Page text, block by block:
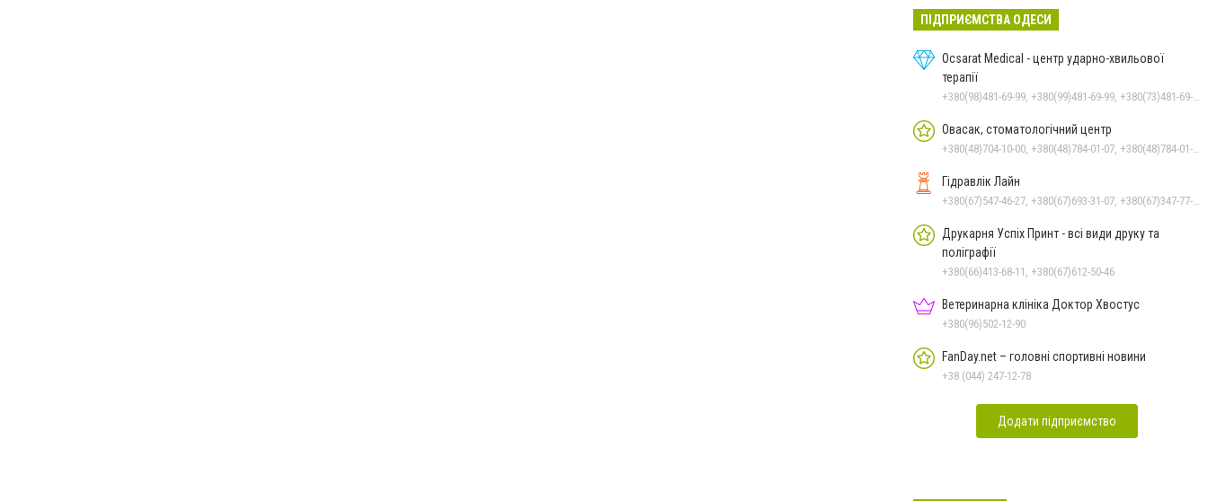
ПІДПРИЄМСТВА ОДЕСИ
Ocsarat Medical - центр ударно-хвильової
терапії
Овасак, стоматологічний центр
Гідравлік Лайн
Друкарня Успіх Принт - всі види друку та
поліграфії
+380(66)413-68-11, +380(67)612-50-46
Ветеринарна клініка Доктор Хвостус
+380(96)502-12-90
FanDay.net – головні спортивні новини
+38 (044) 247-12-78
Додати підприємство